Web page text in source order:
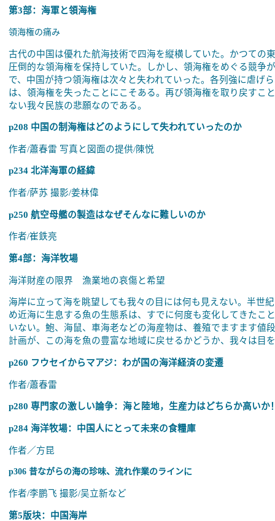
第3部：海軍と領海権
領海権の痛み
古代の中国は優れた航海技術で四海を縦横していた。かつての
圧倒的な領海権を保持していた。しかし、領海権をめぐる競争
で、中国が持つ領海権は次々と失われていった。各列強に虐げ
は、領海権を失ったことにこそある。再び領海権を取り戻すこ
ない我々民族の悲願なのである。
p208 中国の制海権はどのようにして失われていったのか
作者/蕭春雷 写真と図面の提供/陳悦
p234 北洋海軍の経緯
作者/萨苏 撮影/姜林偉
p250 航空母艦の製造はなぜそんなに難しいのか
作者/崔鉄亮
第4部：海洋牧場
海洋財産の限界 漁業地の哀傷と希望
海岸に立って海を眺望しても我々の目には何も見えない。半世
め近海に生息する魚の生態系は、すでに何度も変化してきたこ
いない。鮑、海鼠、車海老などの海産物は、養殖でますます値
計画が、この海を魚の豊富な地域に戻せるかどうか、我々は目
p260 フウセイからマアジ：わが国の海洋経済の変遷
作者/蕭春雷
p280 専門家の激しい論争：海と陸地，生産力はどちらか高いか
p284 海洋牧場：中国人にとって未来の食糧庫
作者／方昆
p306 昔ながらの海の珍味、流れ作業のラインに
作者/李鹏飞 撮影/吴立新など
第5版块：中国海岸